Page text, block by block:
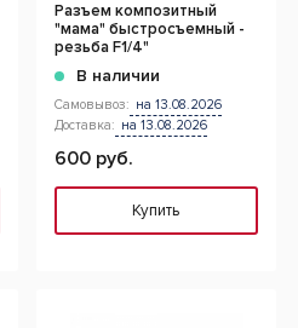
Разъем композитный
"мама" быстросъемный -
резьба F1/4"
В наличии
Самовывоз: на 13.08.2026
Доставка: на 13.08.2026
600 руб.
Купить